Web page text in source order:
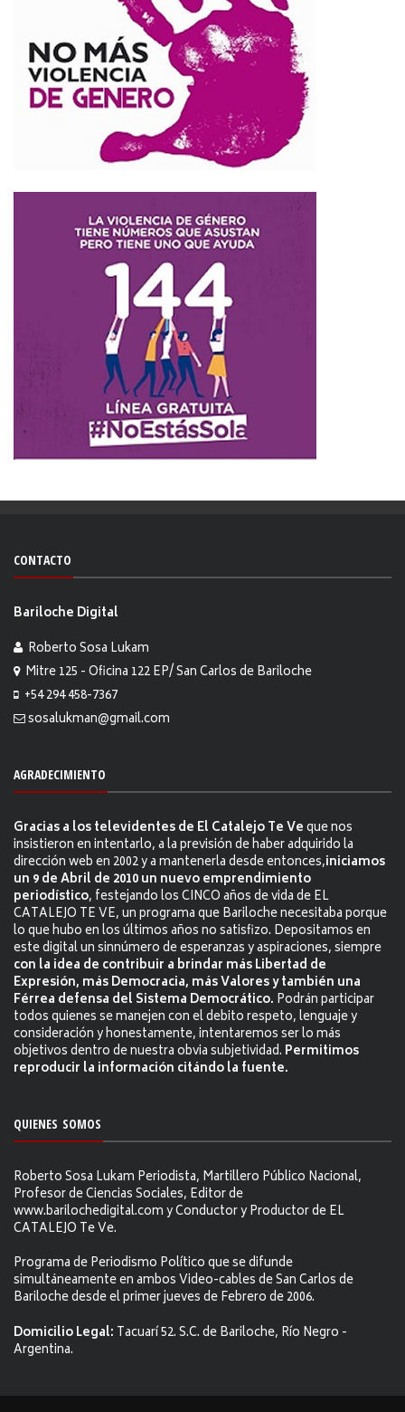
CONTACTO
Bariloche Digital
Roberto Sosa Lukam
Mitre 125 - Oficina 122 EP/ San Carlos de Bariloche
+54 294 458-7367
sosalukman@gmail.com
AGRADECIMIENTO
Gracias a los televidentes de El Catalejo Te Veque nos
insistieron en intentarlo, a la previsión de haber adquirido la
dirección web en 2002 y a mantenerla desde entonces,iniciamos
un 9 de Abril de 2010 un nuevo emprendimiento
periodístico, festejando los CINCO años de vida de EL
CATALEJO TE VE, un programa que Bariloche necesitaba porque
lo que hubo en los últimos años no satisfizo. Depositamos en
este digital un sinnúmero de esperanzas y aspiraciones, siempre
con la idea de contribuir a brindar más Libertad de
Expresión, más Democracia, más Valores y también una
Férrea defensa del Sistema Democrático. Podrán participar
todos quienes se manejen con el debito respeto, lenguaje y
consideración y honestamente, intentaremos ser lo más
objetivos dentro de nuestra obvia subjetividad. Permitimos
reproducir la información citándo la fuente.
QUIENES SOMOS
Roberto Sosa Lukam Periodista, Martillero Público Nacional,
Profesor de Ciencias Sociales, Editor de
www.barilochedigital.com y Conductor y Productor de EL
CATALEJO Te Ve.
Programa de Periodismo Político que se difunde
simultáneamente en ambos Video-cables de San Carlos de
Bariloche desde el primer jueves de Febrero de 2006.
Domicilio Legal: Tacuarí 52. S.C. de Bariloche, Río Negro -
Argentina.